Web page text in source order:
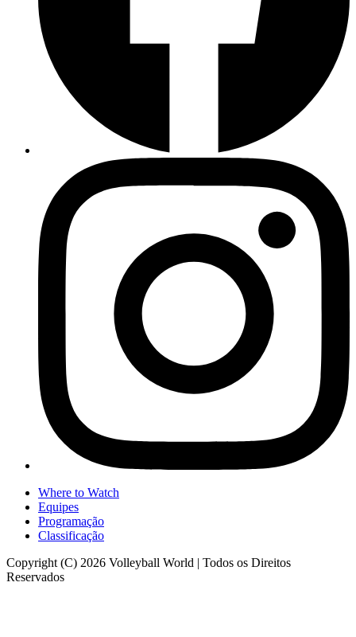
Where to Watch
Equipes
Programação
Classificação
Copyright (C) 2026 Volleyball World | Todos os Direitos
Reservados